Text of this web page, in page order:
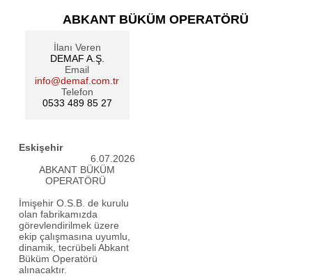
ABKANT BÜKÜM OPERATÖRÜ
İlanı Veren
DEMAF A.Ş.
Email
info@demaf.com.tr
Telefon
0533 489 85 27
Eskişehir
6.07.2026
ABKANT BÜKÜM
OPERATÖRÜ
İmişehir O.S.B. de kurulu
olan fabrikamızda
görevlendirilmek üzere
ekip çalışmasına uyumlu,
dinamik, tecrübeli Abkant
Büküm Operatörü
alınacaktır.